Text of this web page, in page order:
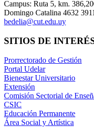
Campus: Ruta 5, km.
Domingo Catalina 4632
bedelia@cut.edu.uy
SITIOS DE
Prorrectorado de Gestión
Portal Udelar
Bienestar Universitario
Extensión
Comisión Sectorial de
CSIC
Educación Permanente
Área Social y Artística